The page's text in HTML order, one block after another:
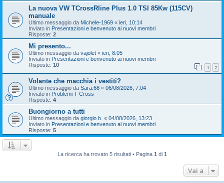
La nuova VW TCrossRline Plus 1.0 TSI 85Kw (115CV)
manuale
Ultimo messaggio da Michele-1969 « ieri, 10:14
Inviato in Presentazioni e benvenuto ai nuovi membri
Risposte: 2
Mi presento...
Ultimo messaggio da vajolet « ieri, 8:05
Inviato in Presentazioni e benvenuto ai nuovi membri
Risposte: 10 1 2
Volante che macchia i vestiti?
Ultimo messaggio da Sara.68 « 06/08/2026, 7:04
Inviato in Problemi T-Cross
Risposte: 4
Buongiorno a tutti
Ultimo messaggio da giorgio b. « 04/08/2026, 13:23
Inviato in Presentazioni e benvenuto ai nuovi membri
Risposte: 5
La ricerca ha trovato 5 risultati • Pagina 1 di 1
Vai a